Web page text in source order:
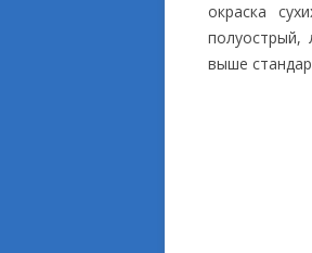
окраска
полуострый,
выше